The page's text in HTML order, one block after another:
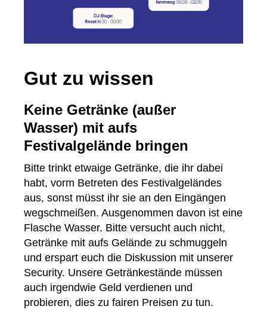
Gut zu wissen
Keine Getränke (außer
Wasser) mit aufs
Festivalgelände bringen
Bitte trinkt etwaige Getränke, die ihr dabei
habt, vorm Betreten des Festivalgeländes
aus, sonst müsst ihr sie an den Eingängen
wegschmeißen. Ausgenommen davon ist eine
Flasche Wasser. Bitte versucht auch nicht,
Getränke mit aufs Gelände zu schmuggeln
und erspart euch die Diskussion mit unserer
Security. Unsere Getränkestände müssen
auch irgendwie Geld verdienen und
probieren, dies zu fairen Preisen zu tun.